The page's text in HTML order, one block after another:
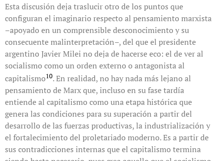
Esta discusión deja traslucir otro de los puntos que
configuran el imaginario respecto al pensamiento marxista
–apoyado en un comprensible desconocimiento y su
consecuente malinterpretación–, del que el presidente
argentino Javier Milei no deja de hacerse eco: el de ver al
socialismo como un orden externo o antagonista al
capitalismo10. En realidad, no hay nada más lejano al
pensamiento de Marx que, incluso en su fase tardía
entiende al capitalismo como una etapa histórica que
genera las condiciones para su superación a partir del
desarrollo de las fuerzas productivas, la industrialización y
el fortalecimiento del proletariado moderno. Es a partir de
sus contradicciones internas que el capitalismo termina